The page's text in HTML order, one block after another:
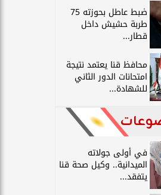
ضبط عاطل بحوزته 75
طربة حشيش داخل
قطار...
محافظ قنا يعتمد نتيجة
امتحانات الدور الثاني
للشهادة...
في أولى جولاته
الميدانية.. وكيل صحة قنا
يتفقد...